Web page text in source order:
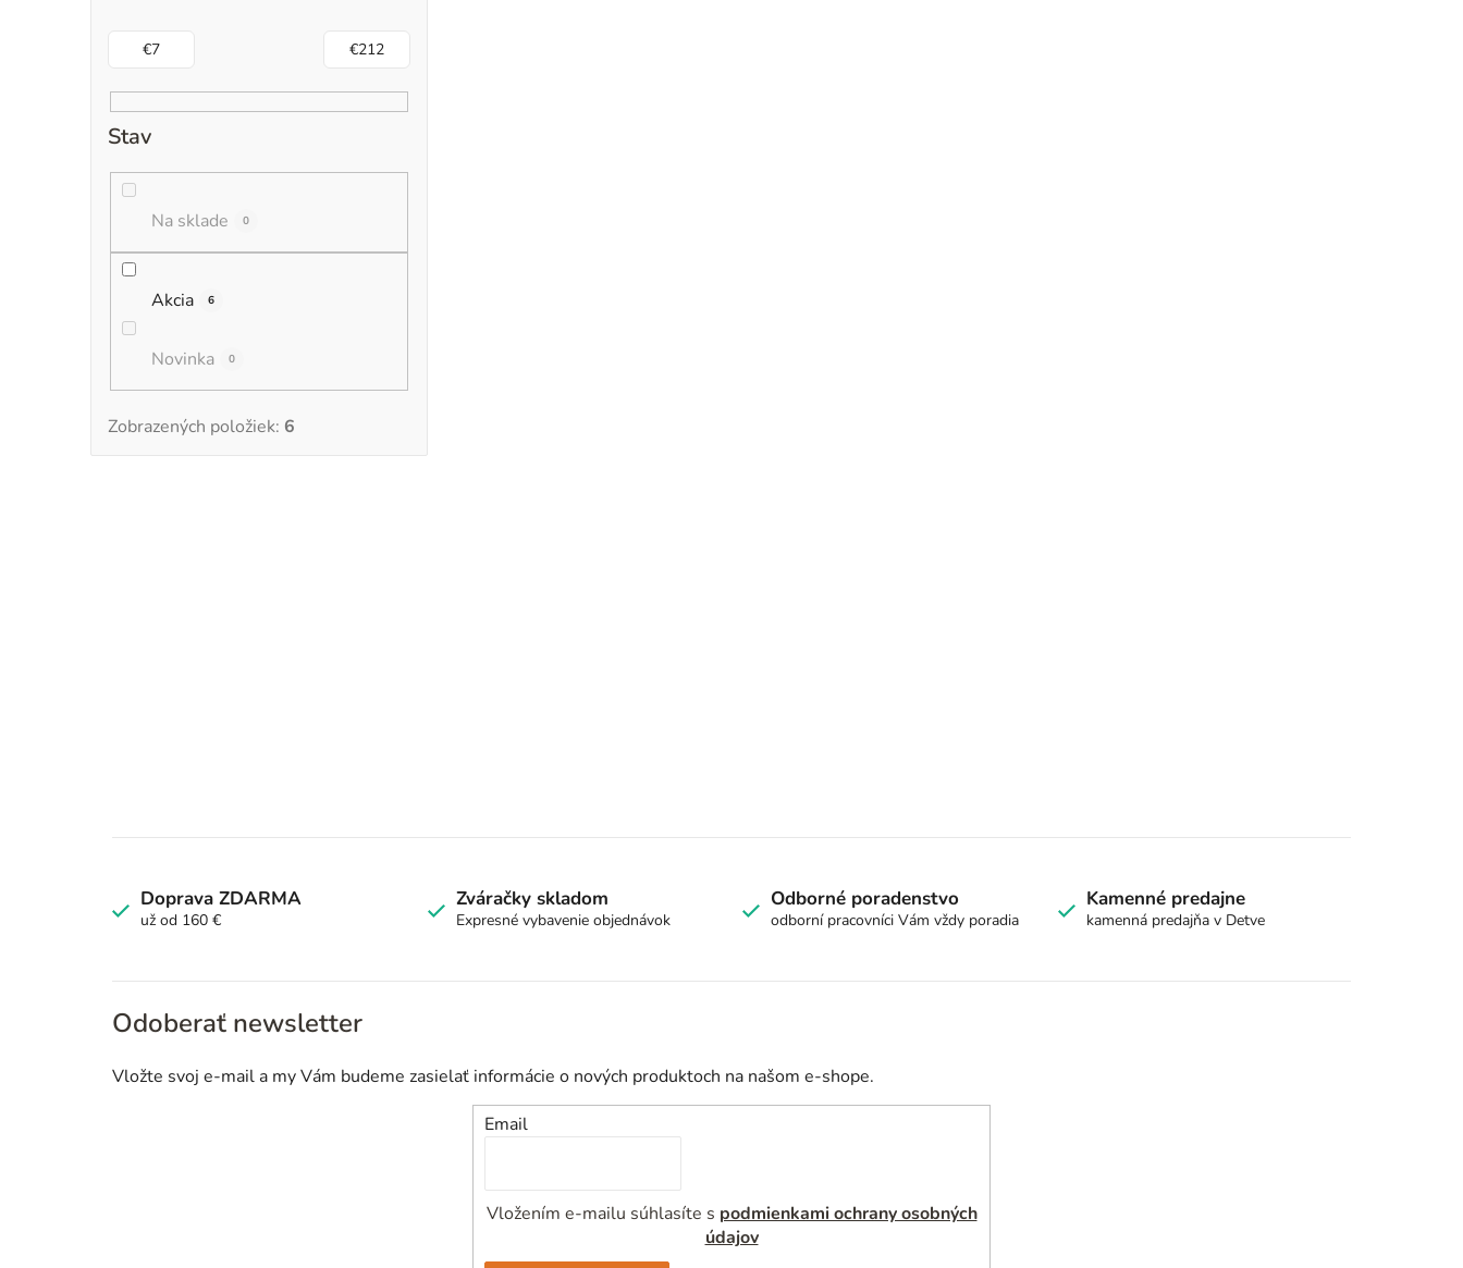
€7 €212
Stav
Na sklade 0
Akcia 6
Novinka 0
Zobrazených položiek: 6
Doprava ZDARMA
už od 160 €
Zváračky skladom
Expresné vybavenie objednávok
Odborné poradenstvo
odborní pracovníci Vám vždy poradia
Kamenné predajne
kamenná predajňa v Detve
Odoberať newsletter
Vložte svoj e-mail a my Vám budeme zasielať informácie o nových produktoch na našom e-shope.
Email
Vložením e-mailu súhlasíte s podmienkami ochrany osobných
údajov